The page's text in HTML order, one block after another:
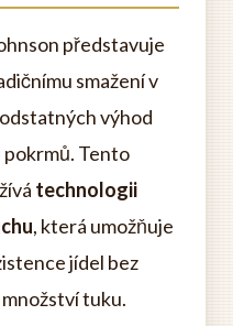
představuje
smažení v
výhod
Tento
technologii
, která umožňuje
jídel bez
tuku.